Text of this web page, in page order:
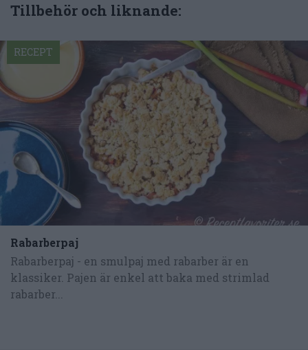
Tillbehör och liknande:
Rabarberpaj
Rabarberpaj - en smulpaj med rabarber är en
klassiker. Pajen är enkel att baka med strimlad
rabarber...
RECEPT